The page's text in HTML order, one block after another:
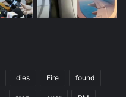
dies Fire found